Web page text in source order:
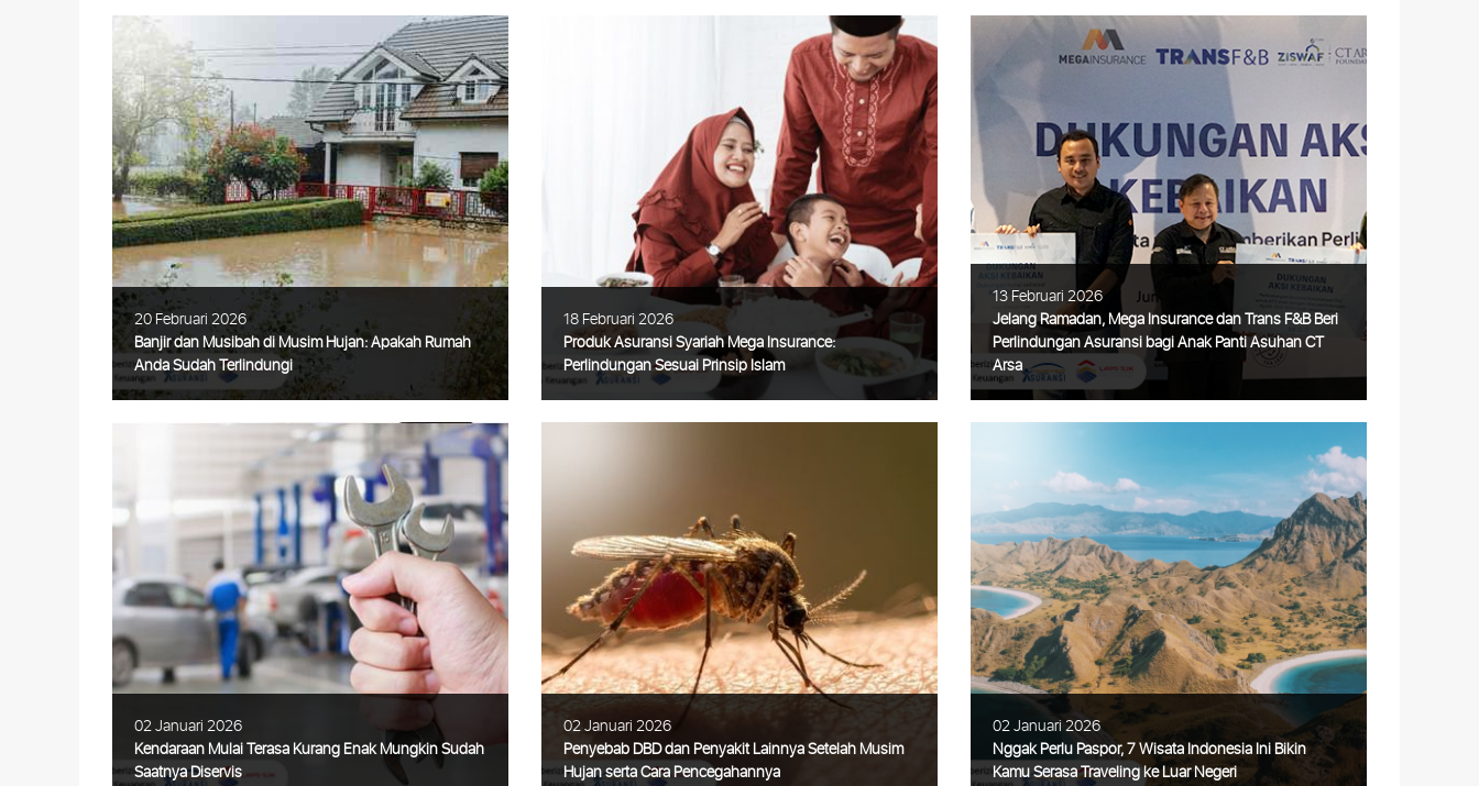
20 Februari 2026
Banjir dan Musibah di Musim Hujan: Apakah Rumah
Anda Sudah Terlindungi
Musim hujan di Indonesia sering kali
membawa lebih dari sekadar udara sejuk.
Curah hujan tinggi, drainase yang kurang
optimal, hingga luapan sungai dapat
menyebabkan banjir yang merusak rumah
Selengkapnya
18 Februari 2026
Produk Asuransi Syariah Mega Insurance:
Perlindungan Sesuai Prinsip Islam
Asuransi kini bukan lagi sekadar pilihan,
melainkan kebutuhan untuk melindungi
diri dan keluarga dari risiko tak terduga. Di
Indonesia, selain asuransi konvensional,
tersedia juga asuransi syariah
Selengkapnya
13 Februari 2026
Jelang Ramadan, Mega Insurance dan Trans F&B Beri
Perlindungan Asuransi bagi Anak Panti Asuhan CT
Arsa
Jakarta, 13 Februari 2026— Menjelang
bulan suci Ramadan, Mega Insurance
bersama Trans F&B melalui Wendy’s,
Coffee Bean & Tea Leaf, dan Baskin
Robbins menghadirkan Dukungan Aksi
Selengkapnya
02 Januari 2026
Kendaraan Mulai Terasa Kurang Enak Mungkin Sudah
Saatnya Diservis
02 Januari 2026
Penyebab DBD dan Penyakit Lainnya Setelah Musim
Hujan serta Cara Pencegahannya
02 Januari 2026
Nggak Perlu Paspor, 7 Wisata Indonesia Ini Bikin
Kamu Serasa Traveling ke Luar Negeri